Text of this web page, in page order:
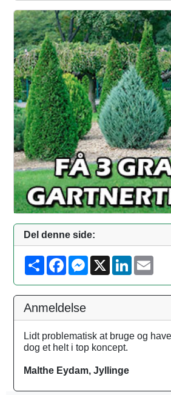
Del denne side:
S
h
e
F
b
o
o
M
e
g
r
X
L
e
I
l
Anmeldelse
Lidt problematisk at bruge og
dog et helt i top koncept.
Malthe Eydam, Jyllinge